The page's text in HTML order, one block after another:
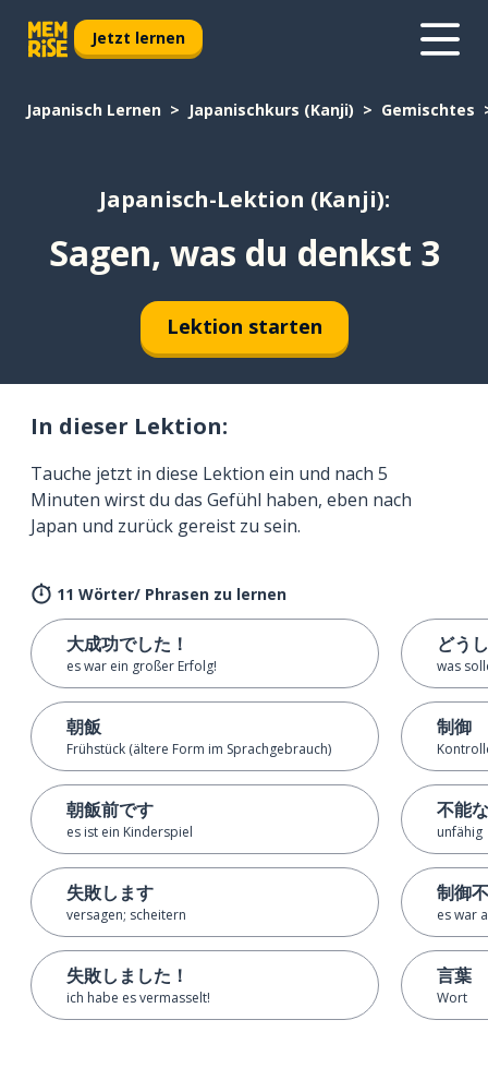
Jetzt lernen
Japanisch Lernen Japanischkurs (Kanji) Gemischtes
Japanisch-Lektion (Kanji):
Sagen, was du denkst 3
Lektion starten
In dieser Lektion:
Tauche jetzt in diese Lektion ein und nach 5
Minuten wirst du das Gefühl haben, eben nach
Japan und zurück gereist zu sein.
11 Wörter/ Phrasen zu lernen
大成功でした！
es war ein großer Erfolg!
朝飯
Frühstück (ältere Form im Sprachgebrauch)
朝飯前です
es ist ein Kinderspiel
失敗します
versagen; scheitern
失敗しました！
ich habe es vermasselt!
どう
was
制御
不能な
unfähig
制御
es war
言葉
Wort